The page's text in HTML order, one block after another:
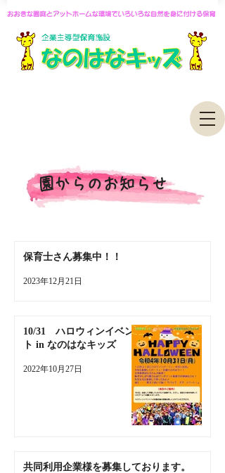
園からのお知らせ
保育士さん募集中！！
2023年12月21日
10/31 ハロウィンイベン
ト in なのはなキッズ
2022年10月27日
共同利用企業様を募集しております。